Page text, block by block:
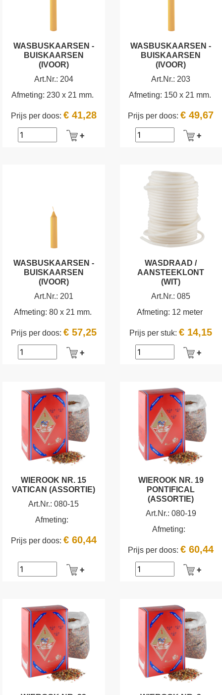
WASBUSKAARSEN -
BUISKAARSEN
(IVOOR)
Art.Nr.: 204
Afmeting: 230 x 21 mm.
Prijs per doos: € 41,28
WASBUSKAARSEN -
BUISKAARSEN
(IVOOR)
Art.Nr.: 203
Afmeting: 150 x 21 mm.
Prijs per doos:€ 49,67
WASBUSKAARSEN -
BUISKAARSEN
(IVOOR)
Art.Nr.: 201
Afmeting: 80 x 21 mm.
Prijs per doos: € 57,25
WASDRAAD /
AANSTEEKLONT
(WIT)
Art.Nr.: 085
Afmeting: 12 meter
Prijs per stuk:€ 14,15
WIEROOK NR. 15
VATICAN (ASSORTIE)
Art.Nr.: 080-15
Afmeting:
Prijs per doos: € 60,44
WIEROOK NR. 19
PONTIFICAL
(ASSORTIE)
Art.Nr.: 080-19
Afmeting:
Prijs per doos:€ 60,44